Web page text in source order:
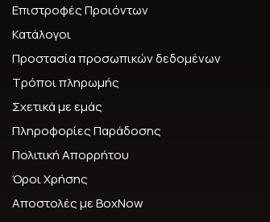
Επιστροφές Προιόντων
Κατάλογοι
Προστασία προσωπικών δεδομένων
Τρόποι πληρωμής
Σχετικά με εμάς
Πληροφορίες Παράδοσης
Πολιτική Απορρήτου
Όροι Χρήσης
Αποστολές με BoxNow